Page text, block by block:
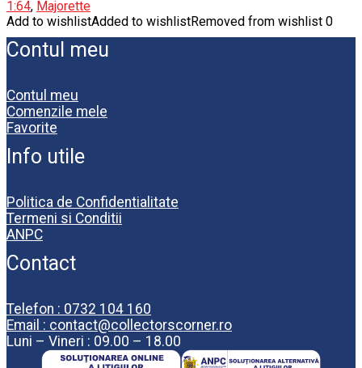
1:64, Majorette
Add to wishlistAdded to wishlistRemoved from wishlist 0
Contul meu
Contul meu
Comenzile mele
Favorite
Info utile
Politica de Confidentialitate
Termeni si Conditii
ANPC
Contact
Telefon : 0732 104 160
Email : contact@collectorscorner.ro
Luni – Vineri : 09.00 – 18.00